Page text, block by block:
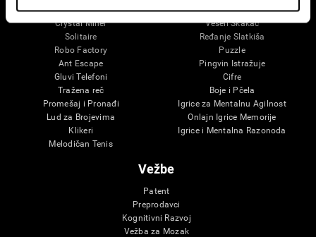
Pipe Panic
Crystal Miner
Solitaire
Robo Factory
Ant Escape
Gluvi Telefoni
Tražena reč
Promešaj i Pronađi
Lud za Brojevima
Klikeri
Melodičan Tenis
Color Rush
Veseli Skakač
Ređanje Slatkiša
Puzzle
Pingvin Istražuje
Cifre
Boje i Pčela
Igrice za Mentalnu Agilnost
Onlajn Igrice Memorije
Igrice i Mentalna Razonoda
Vežbe
Patent
Preprodavci
Kognitivni Razvoj
Vežba za Mozak